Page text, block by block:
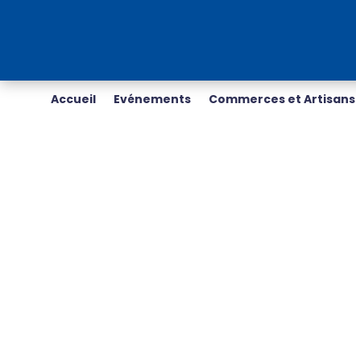
Accueil Evénements Commerces et Artisans